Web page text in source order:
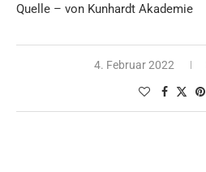
Quelle – von Kunhardt Akademie
4. Februar 2022